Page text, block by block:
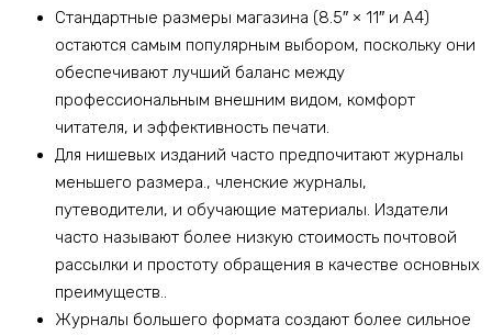
Стандартные размеры магазина (8.5″ × 11″ и А4)
остаются самым популярным выбором, поскольку они
обеспечивают лучший баланс между
профессиональным внешним видом, комфорт
читателя, и эффективность печати.
Для нишевых изданий часто предпочитают журналы
меньшего размера., членские журналы,
путеводители, и обучающие материалы. Издатели
часто называют более низкую стоимость почтовой
рассылки и простоту обращения в качестве основных
преимуществ..
Журналы большего формата создают более сильное